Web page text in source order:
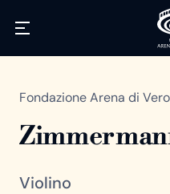
Fondazione Arena di
Violino